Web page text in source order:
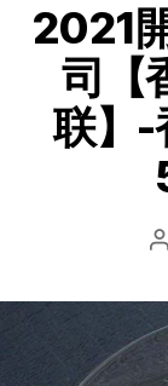
2021
司【
联】-
文